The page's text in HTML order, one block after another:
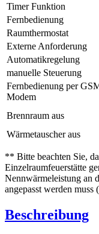
Timer Funktion
Fernbedienung
Raumthermostat
Externe Anforderung
Automatikregelung
manuelle Steuerung
Fernbedienung per
Modem
Brennraum aus
Wärmetauscher aus
** Bitte beachten Sie,
Einzelraumfeuerstätte
Nennwärmeleistung an
angepasst werden
Beschreibung